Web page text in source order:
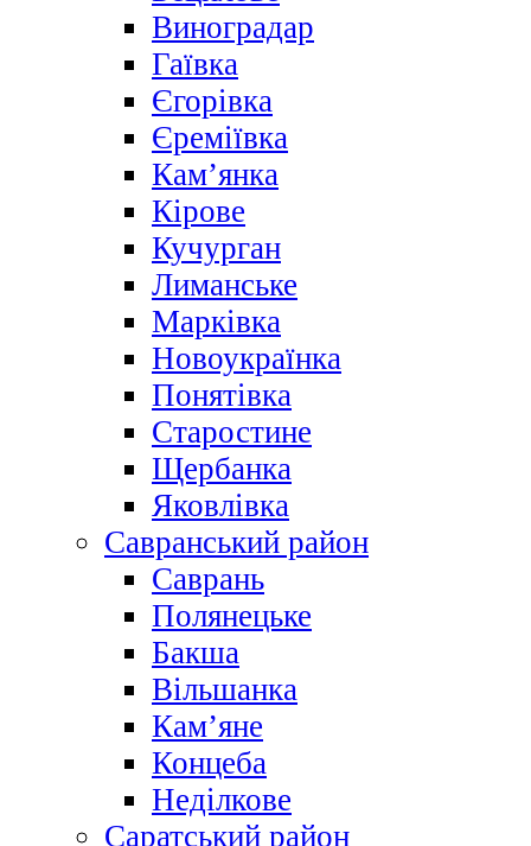
Виноградар
Гаївка
Єгорівка
Єреміївка
Кам’янка
Кірове
Кучурган
Лиманське
Марківка
Новоукраїнка
Понятівка
Старостине
Щербанка
Яковлівка
Савранський район
Саврань
Полянецьке
Бакша
Вільшанка
Кам’яне
Концеба
Неділкове
Саратський район